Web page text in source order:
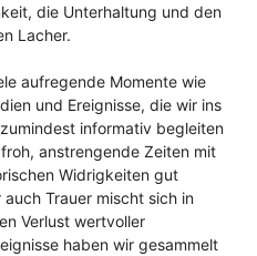
die Unterhaltung und den
Lacher.
aufregende Momente wie
und Ereignisse, die wir ins
informativ begleiten
anstrengende Zeiten mit
Widrigkeiten gut
Trauer mischt sich in
Verlust wertvoller
haben wir gesammelt